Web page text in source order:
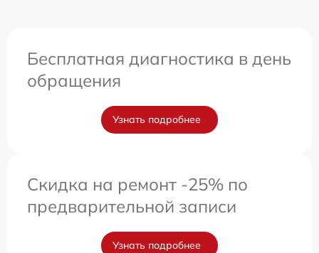
Бесплатная диагностика в день
обращения
Узнать подробнее
Скидка на ремонт -25% по
предварительной записи
Узнать подробнее